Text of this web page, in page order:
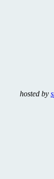
hosted by